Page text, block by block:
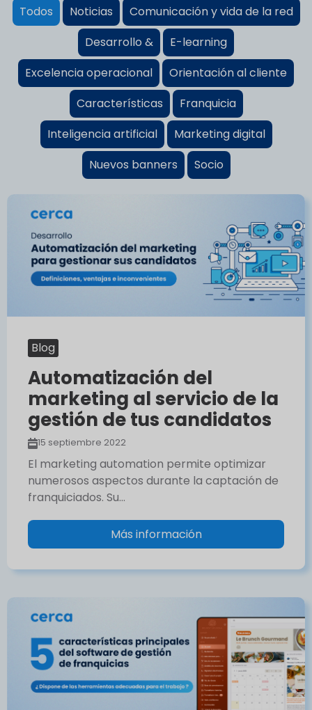
Todos Noticias
Comunicación y vida de la red
Desarrollo &
E-learning
Excelencia operacional
Orientación al cliente
Características
Franquicia
Inteligencia artificial
Marketing digital
Nuevos banners
Socio
Blog
Automatización del
marketing al servicio de la
gestión de tus candidatos
15 septiembre 2022
El marketing automation permite optimizar
numerosos aspectos durante la captación de
franquiciados. Su…
Más información